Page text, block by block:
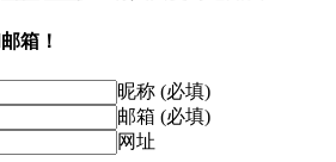
箱！
昵称 (必填)
邮箱 (必填)
网址